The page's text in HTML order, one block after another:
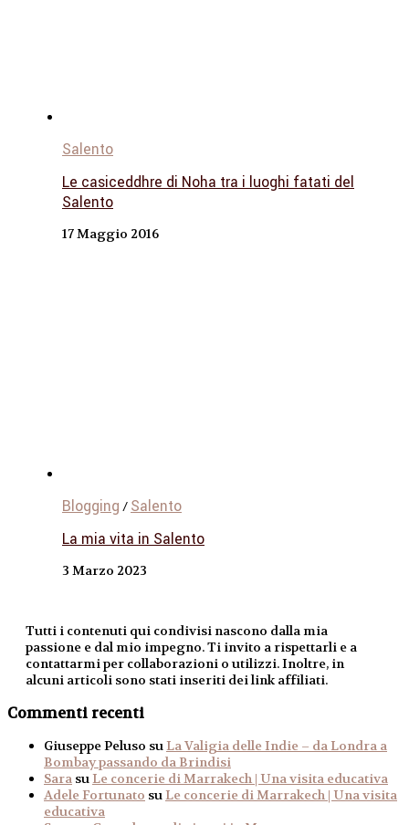
Salento
Le casiceddhre di Noha tra i luoghi fatati del
Salento
17 Maggio 2016
Blogging / Salento
La mia vita in Salento
3 Marzo 2023
Tutti i contenuti qui condivisi nascono dalla mia
passione e dal mio impegno. Ti invito a rispettarli e a
contattarmi per collaborazioni o utilizzi. Inoltre, in
alcuni articoli sono stati inseriti dei link affiliati.
Commenti recenti
Giuseppe Peluso suLa Valigia delle Indie – da Londra a
Bombay passando da Brindisi
Sara suLe concerie di Marrakech | Una visita educativa
Adele Fortunato suLe concerie di Marrakech | Una visita
educativa